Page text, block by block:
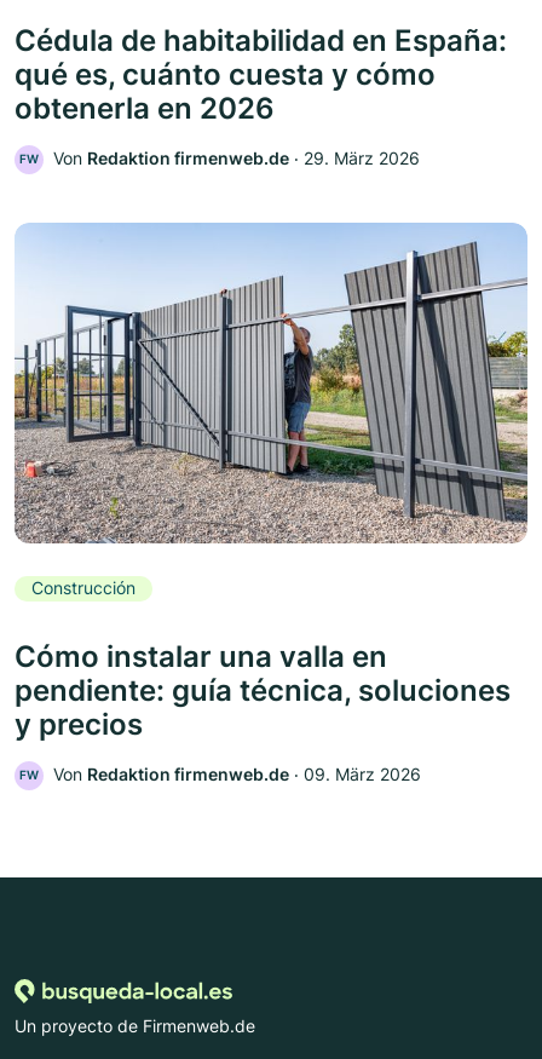
Cédula de habitabilidad en España:
qué es, cuánto cuesta y cómo
obtenerla en 2026
FW Von Redaktion firmenweb.de ‧ 29. März 2026
Construcción
Cómo instalar una valla en
pendiente: guía técnica, soluciones
y precios
FW Von Redaktion firmenweb.de ‧ 09. März 2026
Un proyecto de Firmenweb.de